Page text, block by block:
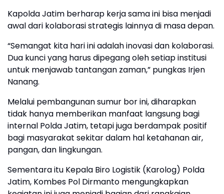
Kapolda Jatim berharap kerja sama ini bisa menjadi
awal dari kolaborasi strategis lainnya di masa depan.
“Semangat kita hari ini adalah inovasi dan kolaborasi.
Dua kunci yang harus dipegang oleh setiap institusi
untuk menjawab tantangan zaman,” pungkas Irjen
Nanang.
Melalui pembangunan sumur bor ini, diharapkan
tidak hanya memberikan manfaat langsung bagi
internal Polda Jatim, tetapi juga berdampak positif
bagi masyarakat sekitar dalam hal ketahanan air,
pangan, dan lingkungan.
Sementara itu Kepala Biro Logistik (Karolog) Polda
Jatim, Kombes Pol Dirmanto mengungkapkan